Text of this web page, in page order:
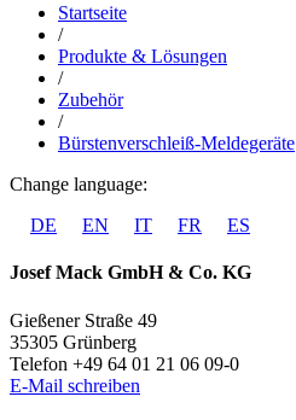
Startseite
/
Produkte & Lösungen
/
Zubehör
/
Bürstenverschleiß-Meldegeräte
Change language:
DE
EN IT FR ES
Josef Mack GmbH & Co. KG
Gießener Straße 49
35305 Grünberg
Telefon +49 64 01 21 06 09-0
E-Mail schreiben